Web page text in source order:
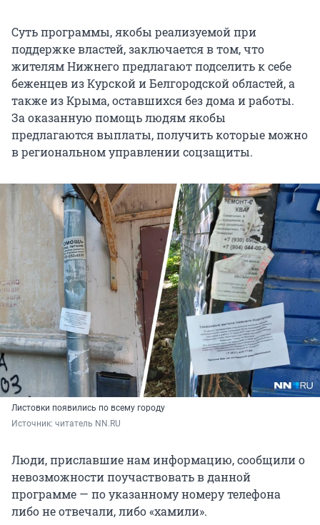
Суть программы, якобы реализуемой при
поддержке властей, заключается в том, что
жителям Нижнего предлагают подселить к себе
беженцев из Курской и Белгородской областей, а
также из Крыма, оставшихся без дома и работы.
За оказанную помощь людям якобы
предлагаются выплаты, получить которые можно
в региональном управлении соцзащиты.
Листовки появились по всему городу
Источник: читатель NN.RU
Люди, приславшие нам информацию, сообщили о
невозможности поучаствовать в данной
программе — по указанному номеру телефона
либо не отвечали, либо «хамили».